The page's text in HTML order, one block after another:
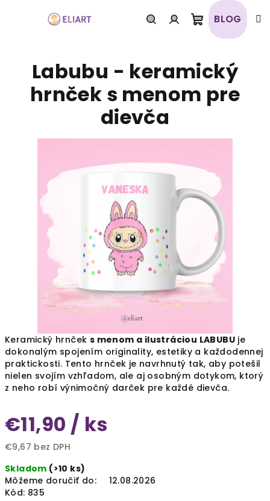
PrihlásenieNákupný
košík
BLOG
Keramický hrnček s menom a ilustráciou LABUBU je
dokonalým spojením originality, estetiky a každodennej
praktickosti. Tento hrnček je navrhnutý tak, aby potešil
nielen svojím vzhľadom, ale aj osobným dotykom, ktorý
z neho robí výnimočný darček pre každé dievča.
€11,90 / ks
€9,67 bez DPH
cena:
Skladom (>10 ks)
Môžeme doručiť do:
12.08.2026
Kód: 835
Labubu - keramický
hrnček s menom pre
dievča